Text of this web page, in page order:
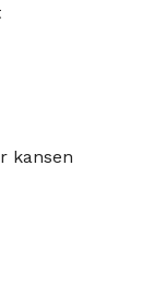
kansen